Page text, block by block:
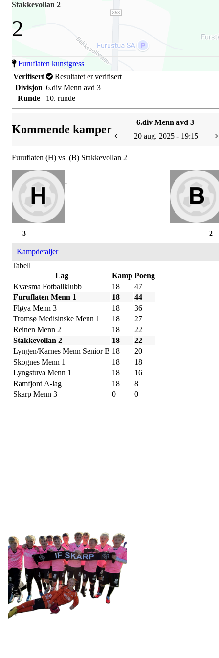
Stakkevollan 2
2
Furuflaten kunstgress
Verifisert
Resultatet er verifisert
Divisjon 6.div Menn avd 3
Runde
10. runde
Kommende kamper
6.div Menn avd 3
20 aug. 2025 - 19:15
Furuflaten (H) vs. (B) Stakkevollan 2
-
2
3
Kampdetaljer
Tabell
Lag
Kamp Poeng
Kvæsma Fotballklubb
18
47
Furuflaten Menn 1
18
44
Fløya Menn 3
18
36
Tromsø Medisinske Menn 1
18
27
Reinen Menn 2
18
22
Stakkevollan 2
18
22
Lyngen/Karnes Menn Senior B 18
20
Skognes Menn 1
18
18
Lyngstuva Menn 1
18
16
Ramfjord A-lag
18
8
Skarp Menn 3
0 0